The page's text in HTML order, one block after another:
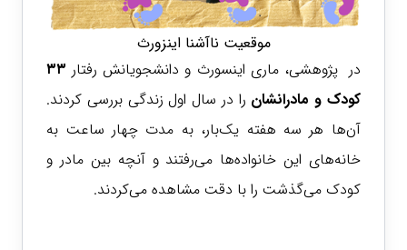
موقعیت ناآشنا اینزورث
در پژوهشی، ماری اینسورث و دانشجویانش رفتار ۳۳
کودک و مادرانشان را در سال اول زندگی بررسی کردند.
آن‌ها هر سه هفته یک‌بار، به مدت چهار ساعت به
خانه‌های این خانواده‌ها می‌رفتند و آنچه بین مادر و
کودک می‌گذشت را با دقت مشاهده می‌کردند.